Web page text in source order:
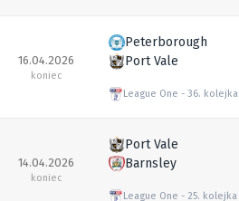
16.04.2026
koniec
Peterborough
Port Vale
League One 36. kolejka
14.04.2026
koniec
Port Vale
Barnsley
League One 25. kolejka